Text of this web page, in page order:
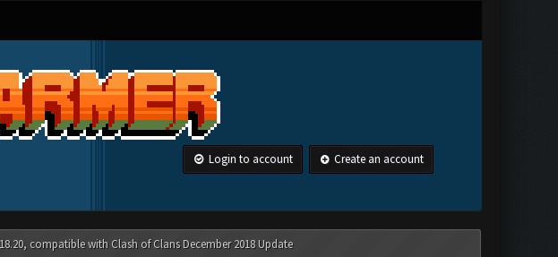
Login to account Create an account
compatible with Clash of Clans December 2018 Update